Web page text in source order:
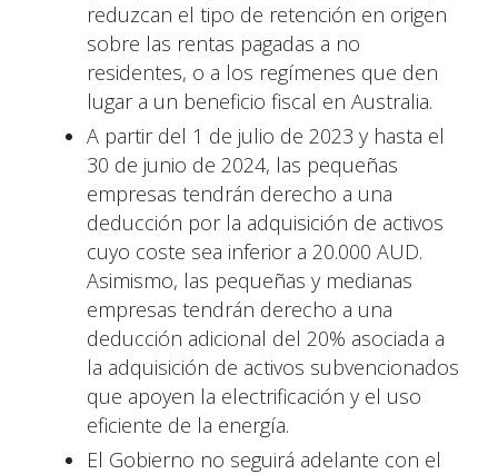
reduzcan el tipo de retención en origen
sobre las rentas pagadas a no
residentes, o a los regímenes que den
lugar a un beneficio fiscal en Australia.
A partir del 1 de julio de 2023 y hasta el
30 de junio de 2024, las pequeñas
empresas tendrán derecho a una
deducción por la adquisición de activos
cuyo coste sea inferior a 20.000 AUD.
Asimismo, las pequeñas y medianas
empresas tendrán derecho a una
deducción adicional del 20% asociada a
la adquisición de activos subvencionados
que apoyen la electrificación y el uso
eficiente de la energía.
El Gobierno no seguirá adelante con el